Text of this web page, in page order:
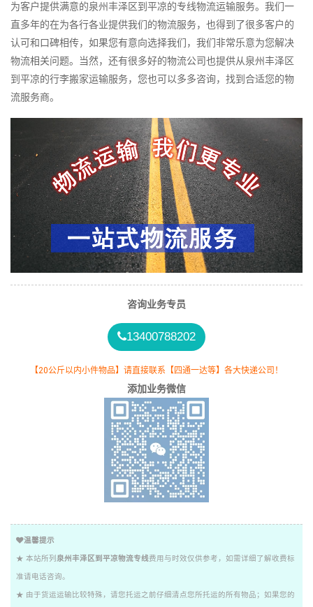
为客户提供满意的泉州丰泽区到平凉的专线物流运输服务。我们一
直多年的在为各行各业提供我们的物流服务，也得到了很多客户的
认可和口碑相传，如果您有意向选择我们，我们非常乐意为您解决
物流相关问题。当然，还有很多好的物流公司也提供从泉州丰泽区
到平凉的行李搬家运输服务，您也可以多多咨询，找到合适您的物
流服务商。
咨询业务专员
13400788202
【20公斤以内小件物品】请直接联系【四通一达等】各大快递公司！
添加业务微信
温馨提示
★ 本站所列 泉州丰泽区到平凉物流专线费用与时效仅供参考，如需详细了解收费标
准请电话咨询。
★ 由于货运运输比较特殊，请您托运之前仔细清点您所托运的所有物品；如果您的